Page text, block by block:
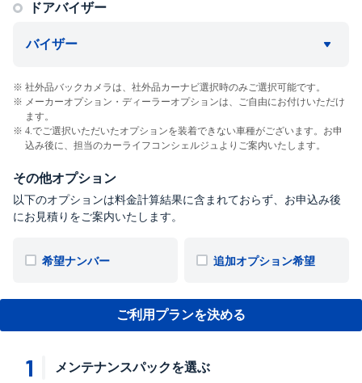
ドアバイザー
バイザー
社外品バックカメラは、社外品カーナビ選択時のみご選択可能です。
メーカーオプション・ディーラーオプションは、ご自由にお付けいただけ
ます。
4.でご選択いただいたオプションを装着できない車種がございます。お申
込み後に、担当のカーライフコンシェルジュよりご案内いたします。
その他オプション
以下のオプションは料金計算結果に含まれておらず、お申込み後
にお見積りをご案内いたします。
希望ナンバー 追加オプション希望
ご利用プランを決める
1 メンテナンスパックを選ぶ